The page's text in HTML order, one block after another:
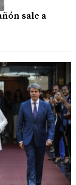
sale a